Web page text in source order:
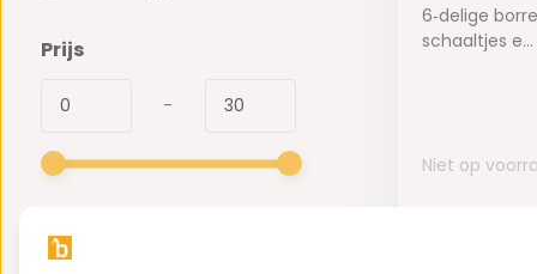
Prijs
-
6‑delige
schaaltjes e...
Niet op